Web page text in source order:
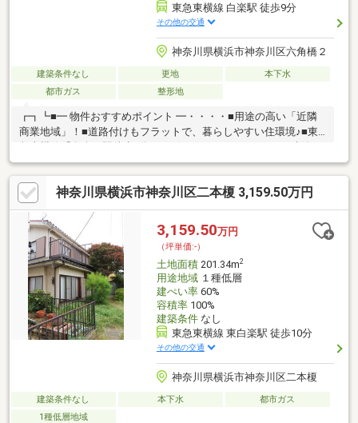
東急東横線 白楽駅 徒歩9分
その他の交通
神奈川県横浜市神奈川区六角橋２
建築条件なし 更地
本下水
都市ガス
整形地
┏┓┗■━ 物件おすすめポイント ━・・・・■用途の高い「近隣
商業地域」！■道路付けもフラットで、暮らしやすい住環境♪■東
急東横線「白楽」駅徒歩9分！■お好きなハウスメーカーで建築可
能です♪■前面道路も広く、解放感と陽当り良好です♪■公園、スー
パーまで徒歩10分以内の好立地でファミリー層が暮らしやすい住
環境♪■商業施設が多く、暮らしやすい「白楽」エリアで夢のマイ
ホームを建築しましょう♪物件所在地：横浜市神奈川区六角橋2丁
目34-26
神奈川県横浜市神奈川区二本榎 3,159.50万円
3,159.50万円
（坪単価:-）
土地面積201.34m2
用途地域１種低層
建ぺい率60%
容積率100%
建築条件なし
東急東横線 東白楽駅 徒歩10分
その他の交通
神奈川県横浜市神奈川区二本榎
建築条件なし 本下水
都市ガス
1種低層地域